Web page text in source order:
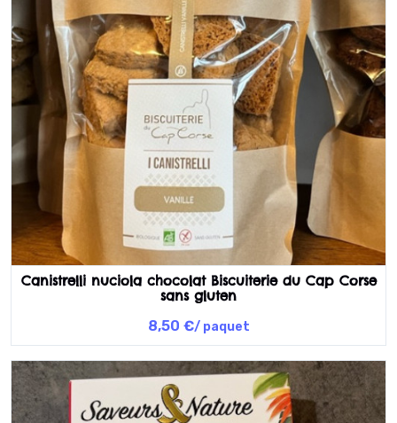
Canistrelli nuciola chocolat Biscuiterie du Cap Corse
sans gluten
8,50 €/ paquet